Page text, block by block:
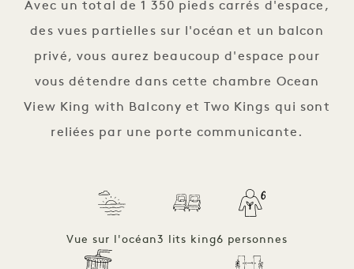
Avec un total de 1 350 pieds carrés d'espace,
des vues partielles sur l'océan et un balcon
privé, vous aurez beaucoup d'espace pour
vous détendre dans cette chambre Ocean
View King with Balcony et Two Kings qui sont
reliées par une porte communicante.
Vue sur l'océan3 lits king6 personnes